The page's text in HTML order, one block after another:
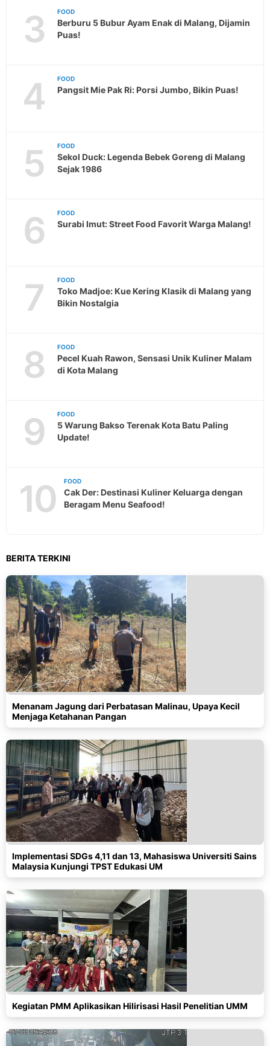
3 FOOD
Berburu 5 Bubur Ayam Enak di Malang, Dijamin
Puas!
4 FOOD
Pangsit Mie Pak Ri: Porsi Jumbo, Bikin Puas!
5 FOOD
Sekol Duck: Legenda Bebek Goreng di Malang
Sejak 1986
6 FOOD
Surabi Imut: Street Food Favorit Warga Malang!
7 FOOD
Toko Madjoe: Kue Kering Klasik di Malang yang
Bikin Nostalgia
8 FOOD
Pecel Kuah Rawon, Sensasi Unik Kuliner Malam
di Kota Malang
9 FOOD
5 Warung Bakso Terenak Kota Batu Paling
Update!
10 FOOD
Cak Der: Destinasi Kuliner Keluarga dengan
Beragam Menu Seafood!
BERITA TERKINI
Menanam Jagung dari Perbatasan Malinau, Upaya Kecil
Menjaga Ketahanan Pangan
Implementasi SDGs 4,11 dan 13, Mahasiswa Universiti Sains
Malaysia Kunjungi TPST Edukasi UM
Kegiatan PMM Aplikasikan Hilirisasi Hasil Penelitian UMM